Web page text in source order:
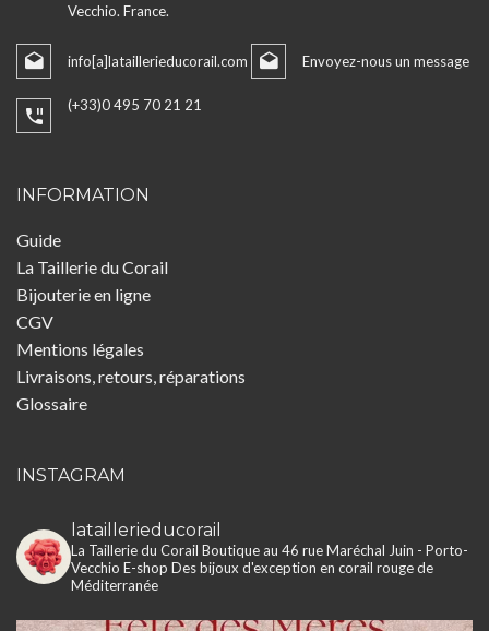
Vecchio. France.
info[a]lataillerieducorail.com Envoyez-nous un message
(+33)0 495 70 21 21
INFORMATION
Guide
La Taillerie du Corail
Bijouterie en ligne
CGV
Mentions légales
Livraisons, retours, réparations
Glossaire
INSTAGRAM
lataillerieducorail
La Taillerie du Corail Boutique au 46 rue Maréchal Juin - Porto-
Vecchio E-shop Des bijoux d'exception en corail rouge de
Méditerranée